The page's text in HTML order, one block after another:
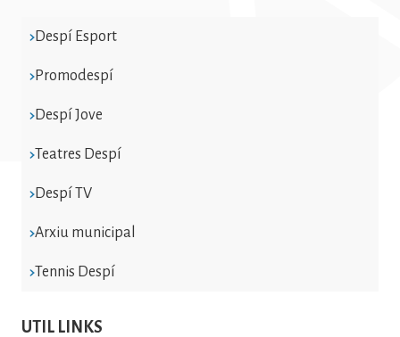
Despí Esport
Promodespí
Despí Jove
Teatres Despí
Despí TV
Arxiu municipal
Tennis Despí
UTIL LINKS